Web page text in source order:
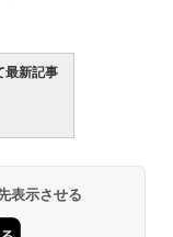
最新記事
表示させる